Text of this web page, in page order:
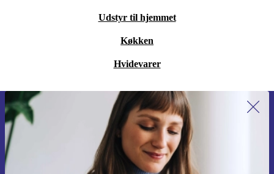
Udstyr til hjemmet
Køkken
Hvidevarer
Tilmeld dig vores nyhedsbrev for
første gang og spar 115 kr!
Gå aldrig glip af et tilbud igen.